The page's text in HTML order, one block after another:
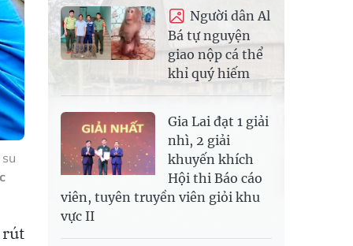
Người dân Al
Bá tự nguyện
giao nộp cá thể
khỉ quý hiếm
Gia Lai đạt 1 giải
nhì, 2 giải
khuyến khích
Hội thi Báo cáo
viên, tuyên truyền viên giỏi khu
vực II